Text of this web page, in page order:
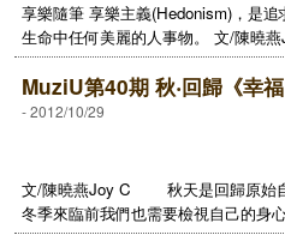
享樂隨筆 享樂主義(Hedonism)，是
生命中任何美麗的人事物。 文/陳
MuziU第40期 秋‧回歸《幸
- 2012/10/29
文/陳曉燕Joy C 秋天是回歸原始自
冬季來臨前我們也需要檢視自己的